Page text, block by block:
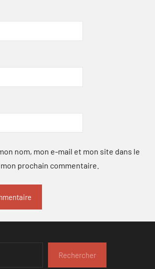
nom, mon e-mail et mon site dans le
prochain commentaire.
Rechercher